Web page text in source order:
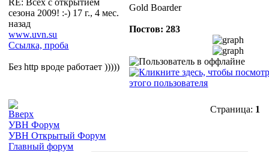
RE: Всех с открытием
сезона 2009! :-) 17 г., 4 мес.
назад
www.uvn.su
Ссылка, проба
Без http вроде работает )))))
Gold Boarder
Постов: 283
Страница: 1
УВН Форум
УВН Открытый Форум
Главный форум